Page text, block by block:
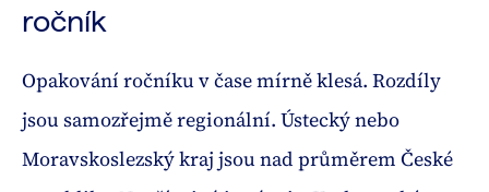
ročník
Opakování ročníku v čase mírně klesá. Rozdíly
jsou samozřejmě regionální. Ústecký nebo
Moravskoslezský kraj jsou nad průměrem České